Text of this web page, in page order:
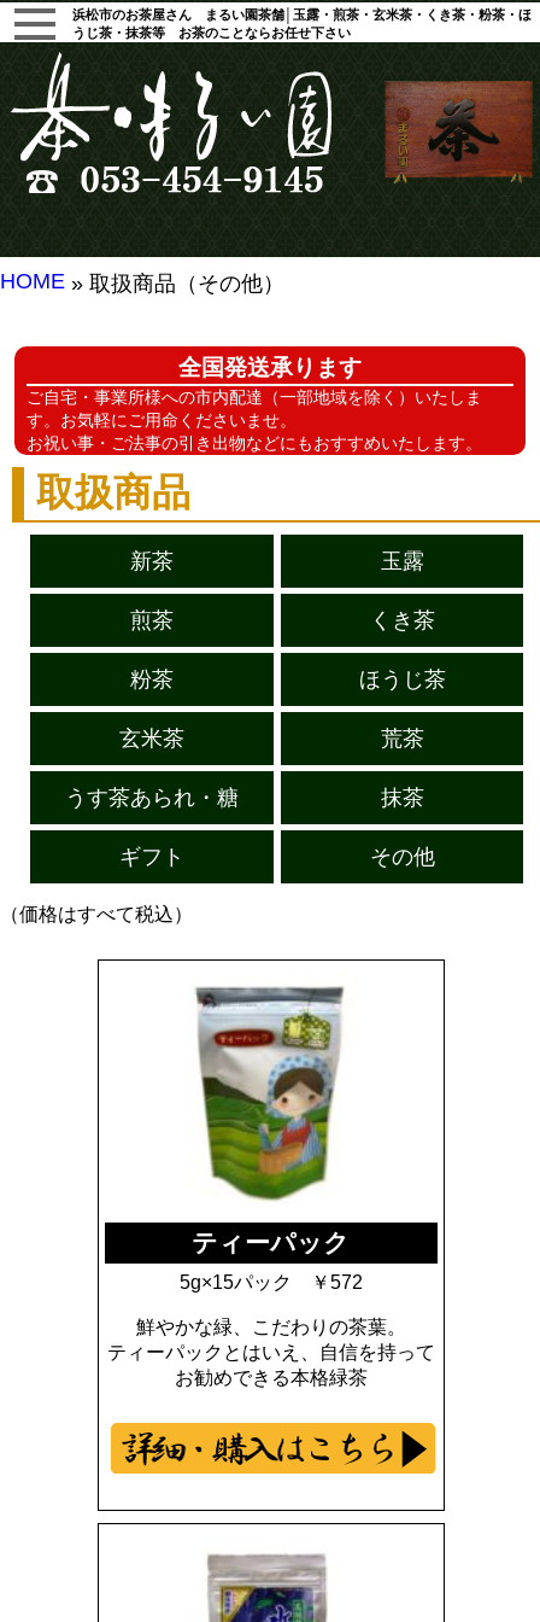
浜松市のお茶屋さん まるい園茶舗│玉露・煎茶・玄米茶・くき茶・粉茶・ほ
うじ茶・抹茶等 お茶のことならお任せ下さい
HOME » 取扱商品（その他）
全国発送承ります
ご自宅・事業所様への市内配達（一部地域を除く）いたしま
す。お気軽にご用命くださいませ。
お祝い事・ご法事の引き出物などにもおすすめいたします。
取扱商品
新茶 玉露
煎茶 くき茶
粉茶 ほうじ茶
玄米茶 荒茶
うす茶あられ・糖 抹茶
ギフト その他
（価格はすべて税込）
ティーパック
5g×15パック ￥572
鮮やかな緑、こだわりの茶葉。
ティーパックとはいえ、自信を持って
お勧めできる本格緑茶